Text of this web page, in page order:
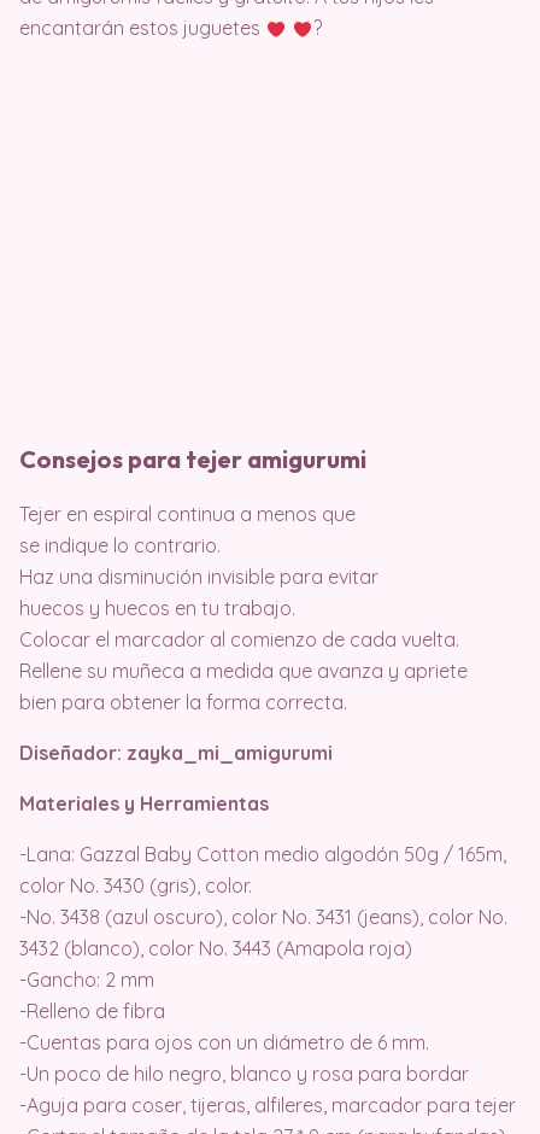
encantarán estos juguetes
?
Consejos para tejer amigurumi
Tejer en espiral continua a menos que
se indique lo contrario.
Haz una disminución invisible para evitar
huecos y huecos en tu trabajo.
Colocar el marcador al comienzo de cada vuelta.
Rellene su muñeca a medida que avanza y apriete
bien para obtener la forma correcta.
Diseñador: zayka_mi_amigurumi
Materiales y Herramientas
-Lana: Gazzal Baby Cotton medio algodón 50g / 165m,
color No. 3430 (gris), color.
-No. 3438 (azul oscuro), color No. 3431 (jeans), color No.
3432 (blanco), color No. 3443 (Amapola roja)
-Gancho: 2 mm
-Relleno de fibra
-Cuentas para ojos con un diámetro de 6 mm.
-Un poco de hilo negro, blanco y rosa para bordar
-Aguja para coser, tijeras, alfileres, marcador para tejer